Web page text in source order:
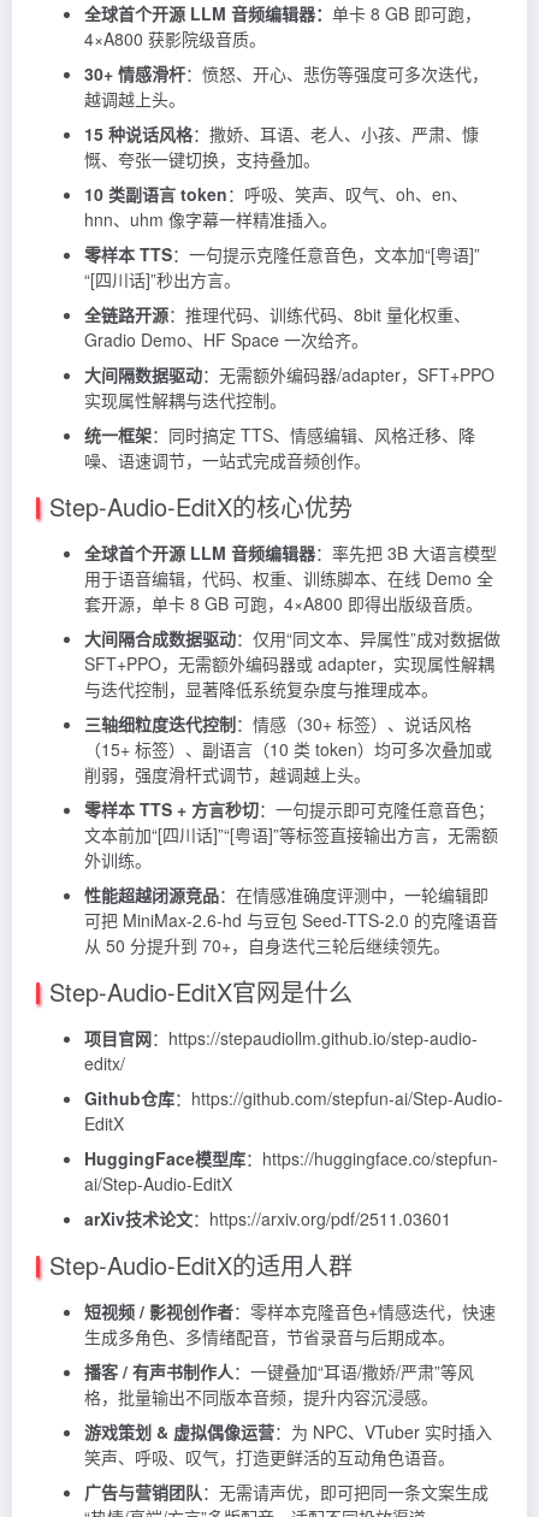
全球首个开源 LLM 音频编辑器： 单卡 8 GB 即可跑，
4×A800 获影院级音质。
30+ 情感滑杆：愤怒、开心、悲伤等强度可多次迭代，
越调越上头。
15 种说话风格：撒娇、耳语、老人、小孩、严肃、慷
慨、夸张一键切换，支持叠加。
10 类副语言 token：呼吸、笑声、叹气、oh、en、
hnn、uhm 像字幕一样精准插入。
零样本 TTS：一句提示克隆任意音色，文本加“[粤语]”
“[四川话]”秒出方言。
全链路开源：推理代码、训练代码、8bit 量化权重、
Gradio Demo、HF Space 一次给齐。
大间隔数据驱动：无需额外编码器/adapter，SFT+PPO
实现属性解耦与迭代控制。
统一框架：同时搞定 TTS、情感编辑、风格迁移、降
噪、语速调节，一站式完成音频创作。
Step-Audio-EditX的核心优势
全球首个开源 LLM 音频编辑器：率先把 3B 大语言模型
用于语音编辑，代码、权重、训练脚本、在线 Demo 全
套开源，单卡 8 GB 可跑，4×A800 即得出版级音质。
大间隔合成数据驱动：仅用“同文本、异属性”成对数据做
SFT+PPO，无需额外编码器或 adapter，实现属性解耦
与迭代控制，显著降低系统复杂度与推理成本。
三轴细粒度迭代控制：情感（30+ 标签）、说话风格
（15+ 标签）、副语言（10 类 token）均可多次叠加或
削弱，强度滑杆式调节，越调越上头。
零样本 TTS + 方言秒切：一句提示即可克隆任意音色；
文本前加“[四川话]”“[粤语]”等标签直接输出方言，无需额
外训练。
性能超越闭源竞品：在情感准确度评测中，一轮编辑即
可把 MiniMax-2.6-hd 与豆包 Seed-TTS-2.0 的克隆语音
从 50 分提升到 70+，自身迭代三轮后继续领先。
Step-Audio-EditX官网是什么
项目官网：https://stepaudiollm.github.io/step-audio-
editx/
Github仓库：https://github.com/stepfun-ai/Step-Audio-
EditX
HuggingFace模型库：https://huggingface.co/stepfun-
ai/Step-Audio-EditX
arXiv技术论文：https://arxiv.org/pdf/2511.03601
Step-Audio-EditX的适用人群
短视频 / 影视创作者：零样本克隆音色+情感迭代，快速
生成多角色、多情绪配音，节省录音与后期成本。
播客 / 有声书制作人：一键叠加“耳语/撒娇/严肃”等风
格，批量输出不同版本音频，提升内容沉浸感。
游戏策划 & 虚拟偶像运营：为 NPC、VTuber 实时插入
笑声、呼吸、叹气，打造更鲜活的互动角色语音。
广告与营销团队：无需请声优，即可把同一条文案生成